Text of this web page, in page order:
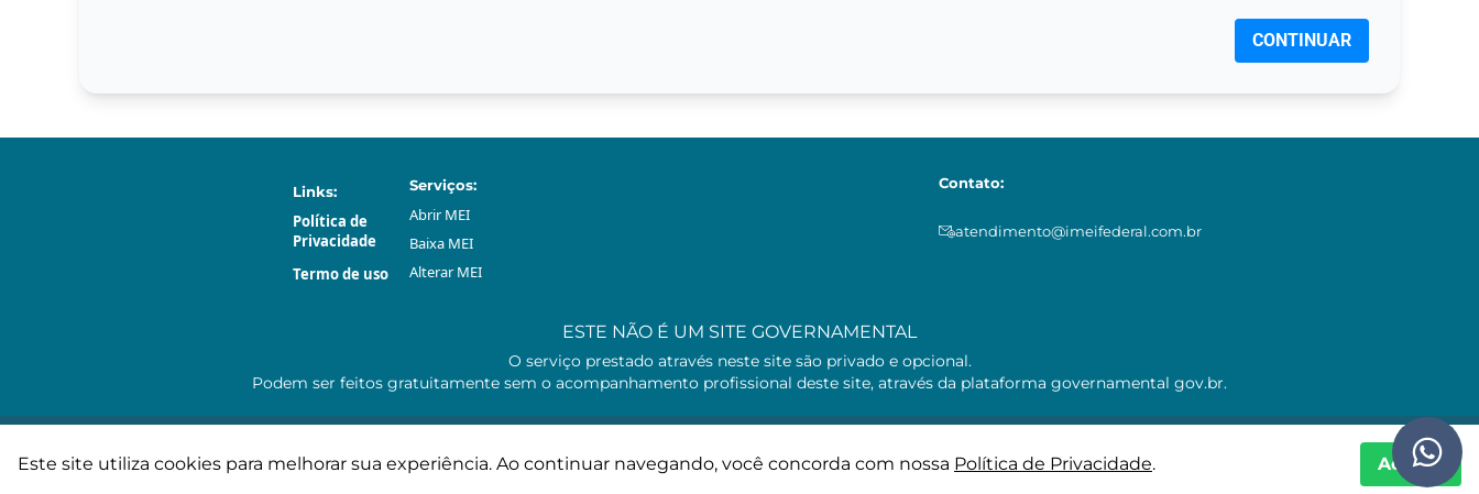
CONTINUAR
Links:
Política de
Privacidade
Termo de uso
Serviços:
Abrir МЕI
Baixa МЕI
Alterar МЕI
Contato:
atendimento@imeifederal.com.br
ESTE NÃO É UM SITE GOVERNAMENTAL
O serviço prestado através neste site são privado e opcional.
Podem ser feitos gratuitamente sem o acompanhamento profissional deste site, através da plataforma governamental gov.br.
Este site utiliza cookies para melhorar sua experiência. Ao continuar navegando, você concorda com nossa Política de Privacidade. Aceitar